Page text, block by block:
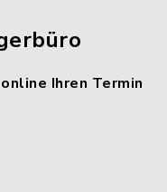
Ihren Termin